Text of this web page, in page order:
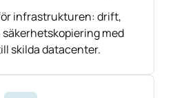
infrastrukturen: drift,
med
skilda datacenter.